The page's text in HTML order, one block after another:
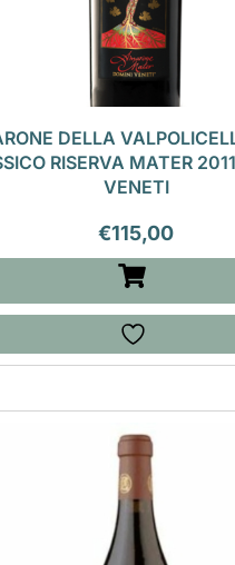
DELLA
RISERVA MATER
VENETI
€115,00